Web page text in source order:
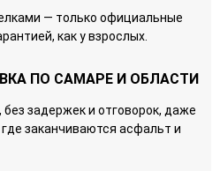
— только официальные
как у взрослых.
ПО САМАРЕ И ОБЛАСТИ
без задержек и отговорок, даже
заканчиваются асфальт и